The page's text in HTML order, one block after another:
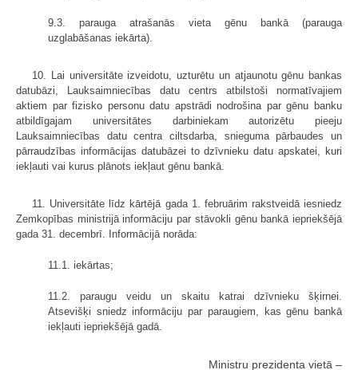
9.3. parauga atrašanās vieta gēnu bankā (parauga
uzglabāšanas iekārta).
10. Lai universitāte izveidotu, uzturētu un atjaunotu gēnu bankas
datubāzi, Lauksaimniecības datu centrs atbilstoši normatīvajiem
aktiem par fizisko personu datu apstrādi nodrošina par gēnu banku
atbildīgajam universitātes darbiniekam autorizētu pieeju
Lauksaimniecības datu centra ciltsdarba, snieguma pārbaudes un
pārraudzības informācijas datubāzei to dzīvnieku datu apskatei, kuri
iekļauti vai kurus plānots iekļaut gēnu bankā.
11. Universitāte līdz kārtējā gada 1. februārim rakstveidā iesniedz
Zemkopības ministrijā informāciju par stāvokli gēnu bankā iepriekšējā
gada 31. decembrī. Informācijā norāda:
11.1. iekārtas;
11.2. paraugu veidu un skaitu katrai dzīvnieku šķirnei.
Atsevišķi sniedz informāciju par paraugiem, kas gēnu bankā
iekļauti iepriekšējā gadā.
Ministru prezidenta vietā –